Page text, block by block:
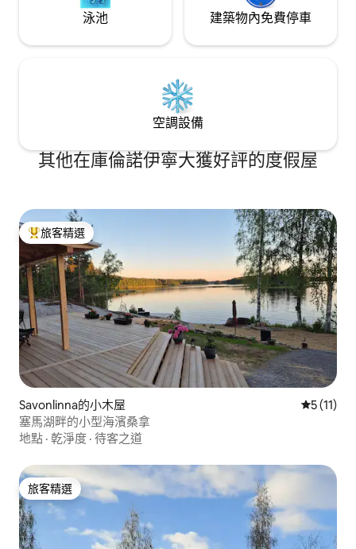
泳池 建築物內免費停車
空調設備
其他在庫倫諾伊寧大獲好評的度假屋
旅客精選榜首
旅客精選
Savonlinna的小木屋 從 11 則
5 (11)
塞馬湖畔的小型海濱桑拿
地點 · 乾淨度 · 待客之道
旅客精選
旅客精選